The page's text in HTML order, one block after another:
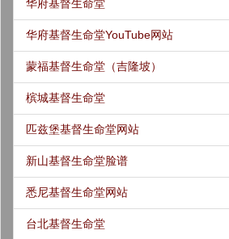
华府基督生命堂
华府基督生命堂YouTube网站
蒙福基督生命堂（吉隆坡）
槟城基督生命堂
匹兹堡基督生命堂网站
新山基督生命堂脸谱
悉尼基督生命堂网站
台北基督生命堂